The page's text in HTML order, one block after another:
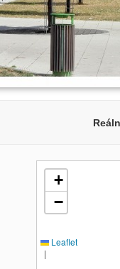
+
−
Leaflet
|